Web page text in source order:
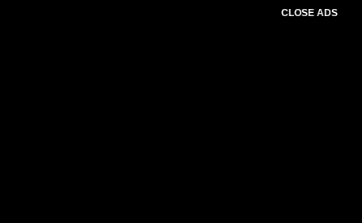
CLOSE ADS